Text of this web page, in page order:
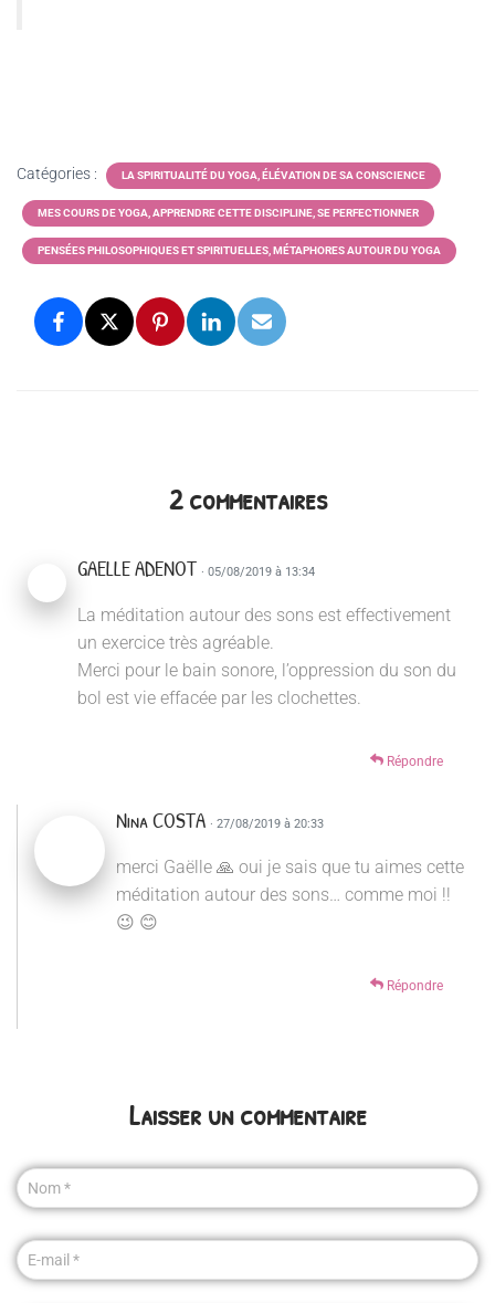
Catégories : LA SPIRITUALITÉ DU YOGA, ÉLÉVATION DE SA CONSCIENCE
MES COURS DE YOGA, APPRENDRE CETTE DISCIPLINE, SE PERFECTIONNER
PENSÉES PHILOSOPHIQUES ET SPIRITUELLES, MÉTAPHORES AUTOUR DU YOGA
2 commentaires
GAELLE ADENOT · 05/08/2019 à 13:34
La méditation autour des sons est effectivement
un exercice très agréable.
Merci pour le bain sonore, l’oppression du son du
bol est vie effacée par les clochettes.
Répondre
Nina COSTA · 27/08/2019 à 20:33
merci Gaëlle 🙏 oui je sais que tu aimes cette
méditation autour des sons… comme moi !!
😉 😊
Répondre
Laisser un commentaire
Nom*
E-mail *